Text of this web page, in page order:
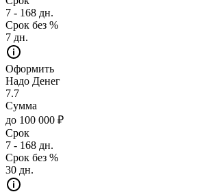
7 - 168 дн.
Срок без %
7 дн.
Оформить
Надо Денег
7.7
Сумма
до 100 000 ₽
Срок
7 - 168 дн.
Срок без %
30 дн.